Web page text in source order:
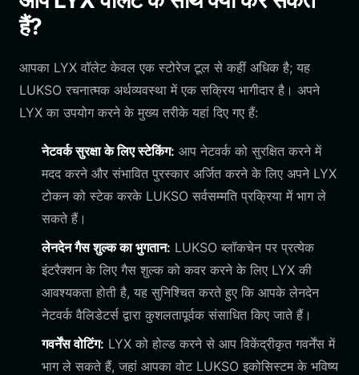
हैं?
आपका LYX वॉलेट केवल एक स्टोरेज टूल से कहीं अधिक है; यह
LUKSO रचनात्मक अर्थव्यवस्था में एक सक्रिय भागीदार है। अपने
LYX का उपयोग करने के मुख्य तरीके यहां दिए गए हैं:
नेटवर्क सुरक्षा के लिए स्टेकिंग: आप नेटवर्क को सुरक्षित करने में
मदद करने और संभावित पुरस्कार अर्जित करने के लिए अपने LYX
टोकन को स्टेक करके LUKSO सर्वसम्मति प्रक्रिया में भाग ले
सकते हैं।
लेनदेन गैस शुल्क का भुगतान: LUKSO ब्लॉकचेन पर प्रत्येक
इंटरैक्शन के लिए गैस शुल्क को कवर करने के लिए LYX की
आवश्यकता होती है, यह सुनिश्चित करते हुए कि आपके लेनदेन
नेटवर्क वैलिडेटर्स द्वारा कुशलतापूर्वक संसाधित किए जाते हैं।
गवर्नेंस वोटिंग: LYX को होल्ड करने से आप विकेंद्रीकृत गवर्नेंस में
भाग ले सकते हैं, जहां आपका वोट LUKSO इकोसिस्टम के भविष्य